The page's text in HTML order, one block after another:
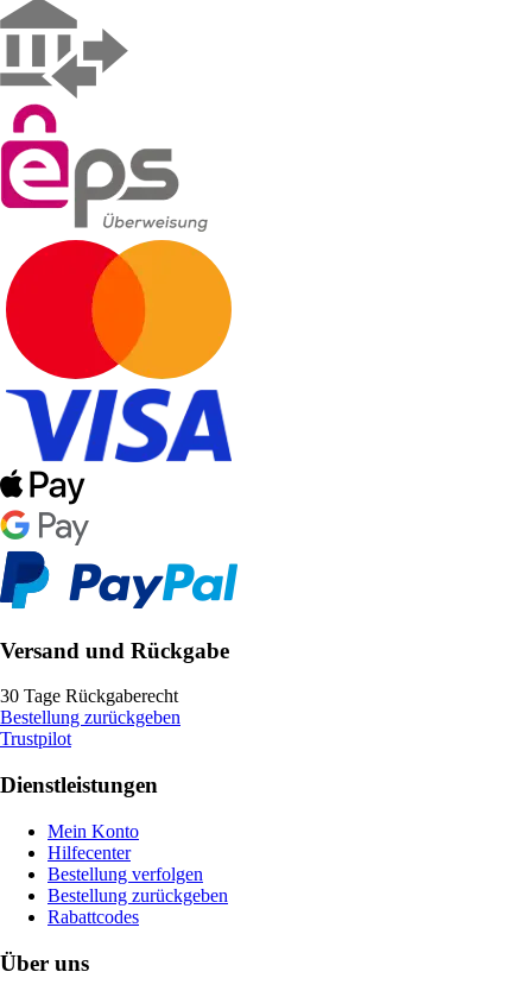
Versand und Rückgabe
30 Tage Rückgaberecht
Bestellung zurückgeben
Trustpilot
Dienstleistungen
Mein Konto
Hilfecenter
Bestellung verfolgen
Bestellung zurückgeben
Rabattcodes
Über uns